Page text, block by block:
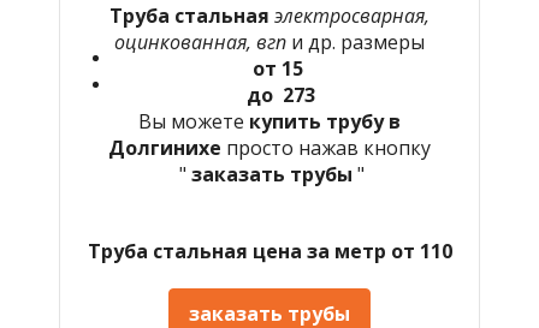
Труба стальная электросварная,
оцинкованная, вгп и др. размеры
от 15
до 273
Вы можете купить трубу в
Долгинихе просто нажав кнопку
" заказать трубы "
Труба стальная цена за метр от 110
заказать трубы